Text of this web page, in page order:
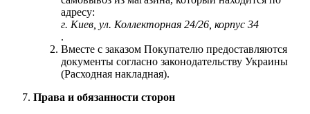
адресу:
г. Киев, ул. Коллекторная 24/26, корпус 34
.
Вместе с заказом Покупателю предоставляются
документы согласно законодательству Украины
(Расходная накладная).
Права и обязанности сторон